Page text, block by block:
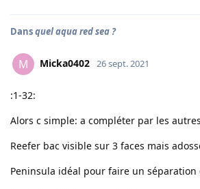
Dansquel aqua red sea ?
M Micka0402 26 sept. 2021
:1-32:
Alors c simple: a compléter par les
Reefer bac visible sur 3 faces mais
Peninsula idéal pour faire un séparation